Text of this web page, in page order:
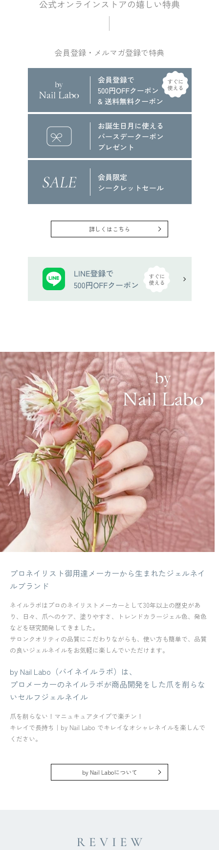
会員登録・メルマガ登録で特典
詳しくはこちら
プロネイリスト御用達メーカーから生まれたジェルネイ
ルブランド
ネイルラボはプロのネイリストメーカーとして30年以上の歴史があ
り、日々、爪へのケア、塗りやすさ、トレンドカラージェル色、発色
などを研究開発してきました。
サロンクオリティの品質にこだわりながらも、使い方も簡単で、品質
の良いジェルネイルをお気軽に楽しんでいただけます。
by Nail Labo（バイネイルラボ）は、
プロメーカーのネイルラボが商品開発をした爪を削らな
いセルフジェルネイル
爪を削らない！マニュキュアタイプで楽チン！
キレイで長持ち｜by Nail Labo でキレイなオシャレネイルを楽しんで
ください。
by Nail Laboについて